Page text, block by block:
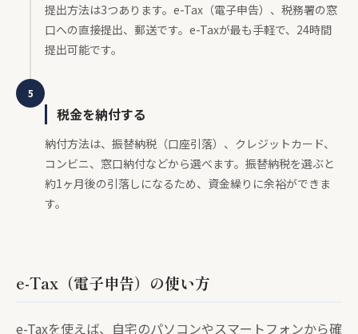
提出方法は3つあります。e-Tax（電子申告）、税務署の窓
口への直接提出、郵送です。e-Taxが最も手軽で、24時間
提出可能です。
5
税金を納付する
納付方法は、振替納税（口座引落）、クレジットカード、
コンビニ、窓口納付などから選べます。振替納税を選ぶと
約1ヶ月後の引落しになるため、資金繰りに余裕ができま
す。
e-Tax（電子申告）の使い方
e-Taxを使えば、自宅のパソコンやスマートフォンから確